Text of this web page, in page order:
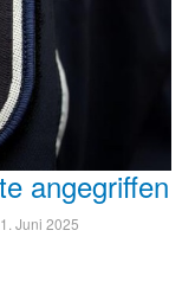
angegriffen
Juni 2025